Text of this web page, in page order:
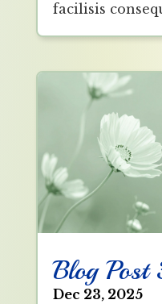
facilisis
Blog Post
Dec 23, 2025